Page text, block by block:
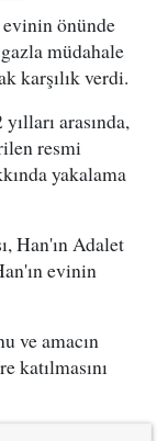
önünde
müdahale
karşılık verdi.
arasında,
resmi
yakalama
Han'ın Adalet
evinin
ve amacın
katılmasını